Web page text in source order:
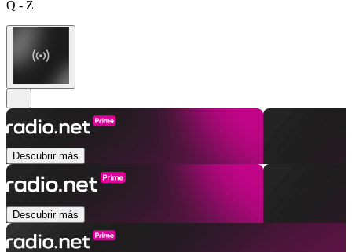
Q - Z
Descubrir más
Descubrir más